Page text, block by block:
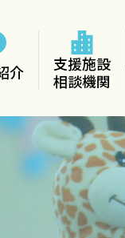
介
支援施設
相談機関